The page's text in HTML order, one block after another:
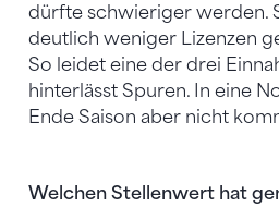
dürfte schwieriger werden.
deutlich weniger Lizenzen
So leidet eine der drei
hinterlässt Spuren. In eine
Ende Saison aber nicht
Welchen Stellenwert hat